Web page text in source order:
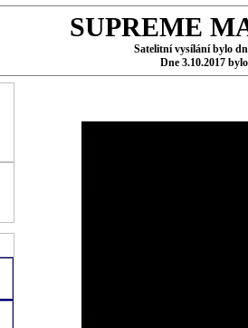
SUPREME
Satelitní vysílání bylo
Dne 3.10.2017